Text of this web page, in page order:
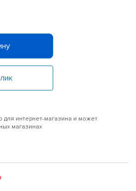
для интернет-магазина и может
магазинах